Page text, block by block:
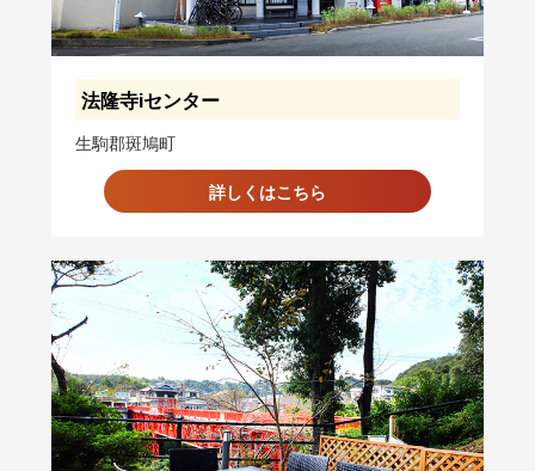
法隆寺iセンター
生駒郡斑鳩町
詳しくはこちら